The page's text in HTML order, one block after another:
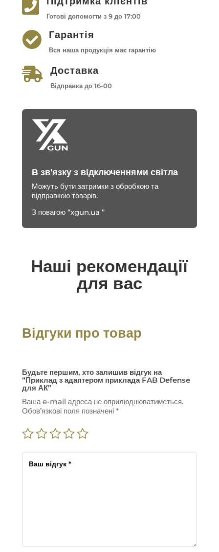

Готові допомогти з 9 до 17:00
 Гарантія
Вся наша продукція має гарантію
 Доставка
Відправка до 16-00
В зв'язку з відключеннями світла
Можуть бути затримки з обробкою та
відправкою товарів.
З повагою “xgun.ua “
Наші рекомендації
для вас
Відгуки про товар
Будьте першим, хто залишив відгук на
“Приклад з адаптером приклада FAB Defense
для АК”
Ваша e-mail адреса не оприлюднюватиметься.
Обов’язкові поля позначені *